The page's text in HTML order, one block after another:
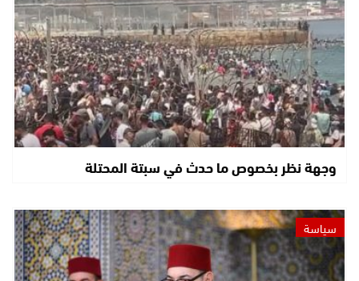
وجهة نظر بخصوص ما حدث في سبتة المحتلة
سياسة